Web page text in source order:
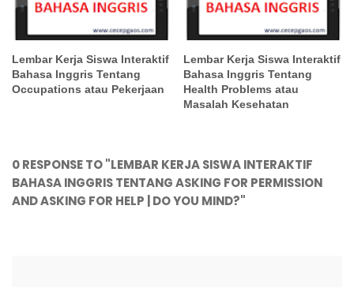
Lembar Kerja Siswa Interaktif
Bahasa Inggris Tentang
Occupations atau Pekerjaan
Lembar Kerja Siswa Interaktif
Bahasa Inggris Tentang
Health Problems atau
Masalah Kesehatan
0 RESPONSE TO "LEMBAR KERJA SISWA INTERAKTIF
BAHASA INGGRIS TENTANG ASKING FOR PERMISSION
AND ASKING FOR HELP | DO YOU MIND?"